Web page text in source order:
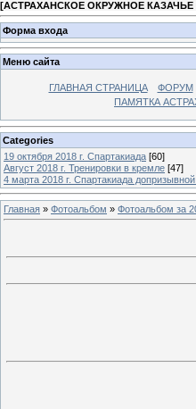
[АСТРАХАНСКОЕ ОКРУЖНОЕ
Форма входа
Меню сайта
ГЛАВНАЯ СТРАНИЦА ФОРУМ
ПАМЯТКА
Categories
19 октября 2018 г. Спартакиада [60]
Август 2018 г. Тренировки в кремле [47]
4 марта 2018 г. Спартакиада
Главная » Фотоальбом » Фотоальбом за